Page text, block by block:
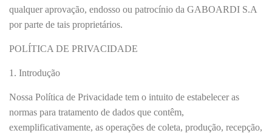
qualquer aprovação, endosso ou patrocínio da GABOARDI S.A
por parte de tais proprietários.
POLÍTICA DE PRIVACIDADE
1. Introdução
Nossa Política de Privacidade tem o intuito de estabelecer as
normas para tratamento de dados que contêm,
exemplificativamente, as operações de coleta, produção, recepção,